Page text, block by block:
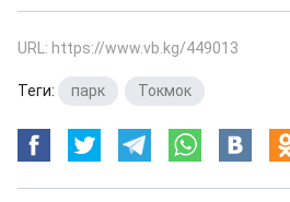
URL: https://www.vb.kg/449013
Теги: парк Токмок